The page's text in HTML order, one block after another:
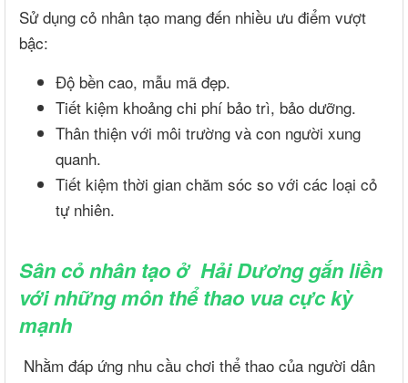
Sử dụng cỏ nhân tạo mang đến nhiều ưu điểm vượt
bậc:
Độ bền cao, mẫu mã đẹp.
Tiết kiệm khoảng chi phí bảo trì, bảo dưỡng.
Thân thiện với môi trường và con người xung
quanh.
Tiết kiệm thời gian chăm sóc so với các loại cỏ
tự nhiên.
Sân cỏ nhân tạo ở Hải Dương gắn liền
với những môn thể thao vua cực kỳ
mạnh
Nhằm đáp ứng nhu cầu chơi thể thao của người dân